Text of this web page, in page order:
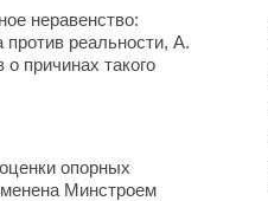
неравенство:
против реальности, А.
причинах такого
опорных
Минстроем